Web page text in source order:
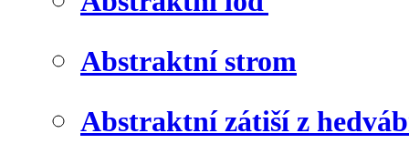
Abstraktní strom
Abstraktní zátiší z